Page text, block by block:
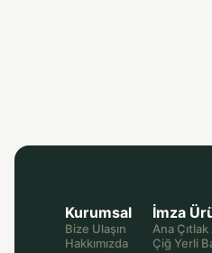
Kurumsal
Bize Ulaşın
Hakkımızda
İmza
Ana Çıtlak
Çiğ Yerli